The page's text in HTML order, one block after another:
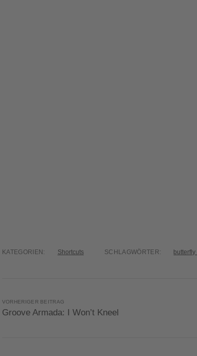
KATEGORIEN: Shortcuts SCHLAGWÖRTER:
VORHERIGER BEITRAG
Groove Armada: I Won’t Kneel